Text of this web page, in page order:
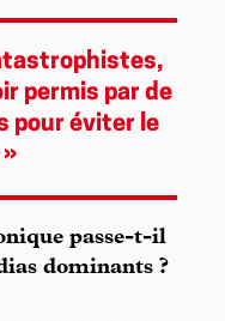
permis par de
pour éviter le
passe-t-il
dominants ?